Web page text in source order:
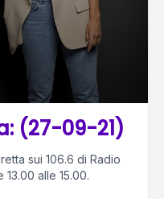
(27-09-21)
sui 106.6 di Radio
alle 15.00.